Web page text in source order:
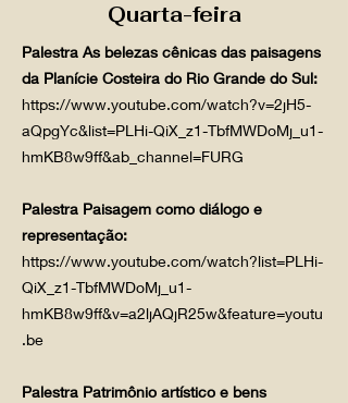
Quarta-feira
Palestra As belezas cênicas das paisagens
da Planície Costeira do Rio Grande do Sul:
https://www.youtube.com/watch?v=2jH5-
aQpgYc&list=PLHi-QiX_z1-TbfMWDoMj_u1-
hmKB8w9ff&ab_channel=FURG
Palestra Paisagem como diálogo e
representação:
https://www.youtube.com/watch?list=PLHi-
QiX_z1-TbfMWDoMj_u1-
hmKB8w9ff&v=a2ljAQjR25w&feature=youtu
.be
Palestra Patrimônio artístico e bens